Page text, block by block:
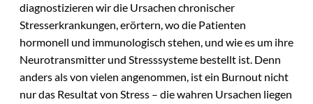
diagnostizieren wir die Ursachen chronischer
Stresserkrankungen, erörtern, wo die Patienten
hormonell und immunologisch stehen, und wie es um ihre
Neurotransmitter und Stresssysteme bestellt ist. Denn
anders als von vielen angenommen, ist ein Burnout nicht
nur das Resultat von Stress – die wahren Ursachen liegen